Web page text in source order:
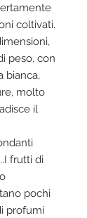
coltivati.
peso, con
bianca,
molto
il
frutti di
pochi
profumi